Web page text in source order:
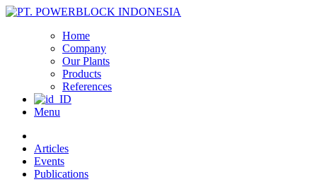
Home
Company
Our Plants
Products
References
Menu
Articles
Events
Publications